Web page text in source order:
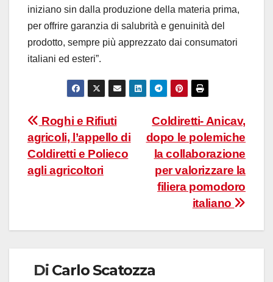
iniziano sin dalla produzione della materia prima,
per offrire garanzia di salubrità e genuinità del
prodotto, sempre più apprezzato dai consumatori
italiani ed esteri”.
Navigazione
articoli
Coldiretti- Anicav,
dopo le polemiche
la collaborazione
per valorizzare la
filiera pomodoro
italiano
Roghi e Rifiuti
agricoli, l’appello di
Coldiretti e Polieco
agli agricoltori
Di Carlo Scatozza